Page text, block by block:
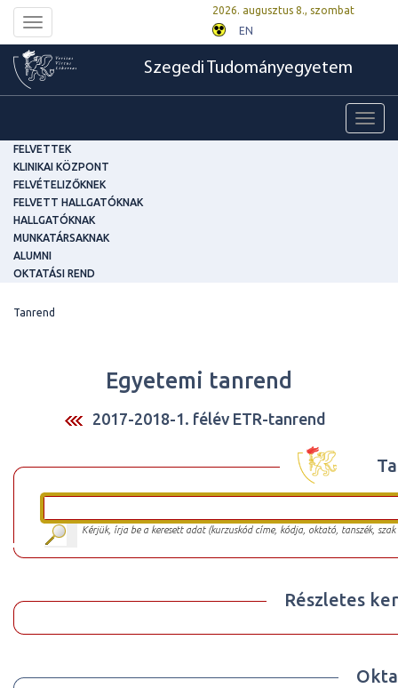
Toggle
navigation
2026. augusztus 8., szombat
EN
Szegedi Tudományegyetem
FELVETTEK
KLINIKAI KÖZPONT
FELVÉTELIZŐKNEK
FELVETT HALLGATÓKNAK
HALLGATÓKNAK
MUNKATÁRSAKNAK
ALUMNI
OKTATÁSI REND
Tanrend
Egyetemi tanrend
2017-2018-1. félév ETR-tanrend
Kérjük, írja be a keresett adat (kurzuskód címe, kódja, oktató, tanszék,
Részletes